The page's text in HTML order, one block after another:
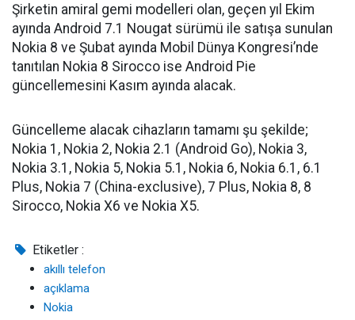
Şirketin amiral gemi modelleri olan, geçen yıl Ekim
ayında Android 7.1 Nougat sürümü ile satışa sunulan
Nokia 8 ve Şubat ayında Mobil Dünya Kongresi’nde
tanıtılan Nokia 8 Sirocco ise Android Pie
güncellemesini Kasım ayında alacak.
Güncelleme alacak cihazların tamamı şu şekilde;
Nokia 1, Nokia 2, Nokia 2.1 (Android Go), Nokia 3,
Nokia 3.1, Nokia 5, Nokia 5.1, Nokia 6, Nokia 6.1, 6.1
Plus, Nokia 7 (China-exclusive), 7 Plus, Nokia 8, 8
Sirocco, Nokia X6 ve Nokia X5.
Etiketler :
akıllı telefon
açıklama
Nokia